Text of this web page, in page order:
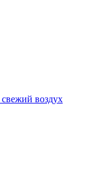
воздух